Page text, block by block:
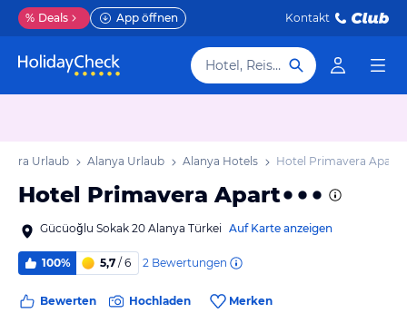
% Deals App öffnen Kontakt
Hotel, Reiseziel
Urlaub Alanya Urlaub Alanya Hotels Hotel Primavera Apart
Hotel Primavera Apart
Gücüoğlu Sokak 20 Alanya Türkei Auf Karte anzeigen
100% 5,7 / 6 2 Bewertungen
Bewerten Hochladen Merken